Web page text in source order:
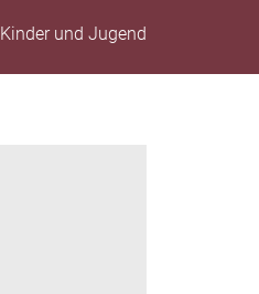
Kinder und Jugend